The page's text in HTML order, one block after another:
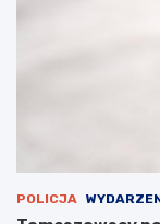
POLICJA